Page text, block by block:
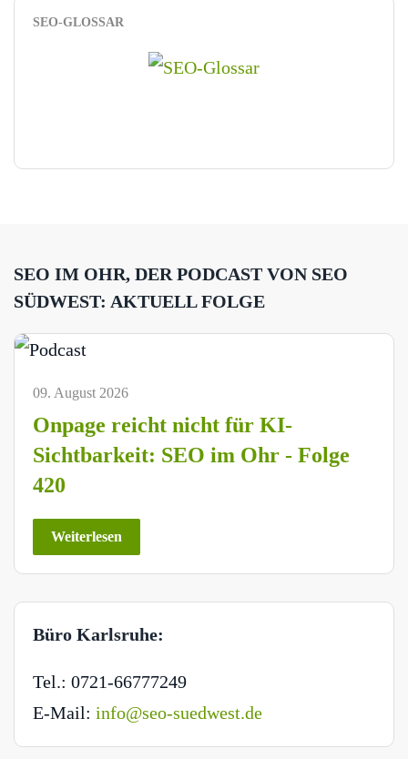
SEO-GLOSSAR
SEO IM OHR, DER PODCAST VON SEO
SÜDWEST: AKTUELL FOLGE
09. August 2026
Onpage reicht nicht für KI-
Sichtbarkeit: SEO im Ohr - Folge
420
Weiterlesen
Büro Karlsruhe:
Tel.: 0721-66777249
E-Mail: info@seo-suedwest.de